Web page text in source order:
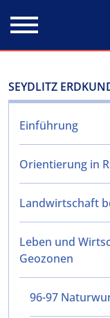
SEYDLITZ
Einführung
Orientierung in
Landwirtschaft
Leben und
Geozonen
96-97